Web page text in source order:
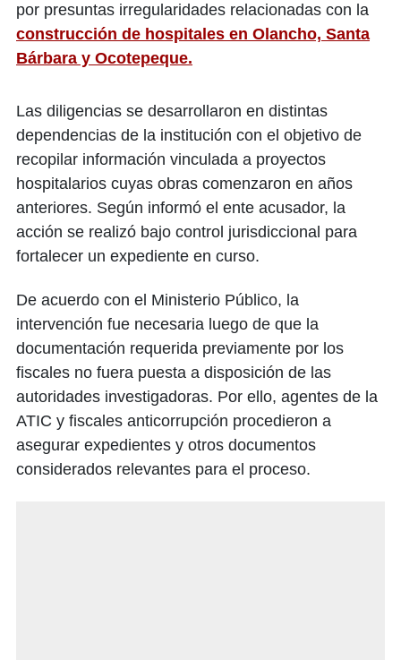
por presuntas irregularidades relacionadas con la
construcción de hospitales en Olancho, Santa
Bárbara y Ocotepeque.
Las diligencias se desarrollaron en distintas
dependencias de la institución con el objetivo de
recopilar información vinculada a proyectos
hospitalarios cuyas obras comenzaron en años
anteriores. Según informó el ente acusador, la
acción se realizó bajo control jurisdiccional para
fortalecer un expediente en curso.
De acuerdo con el Ministerio Público, la
intervención fue necesaria luego de que la
documentación requerida previamente por los
fiscales no fuera puesta a disposición de las
autoridades investigadoras. Por ello, agentes de la
ATIC y fiscales anticorrupción procedieron a
asegurar expedientes y otros documentos
considerados relevantes para el proceso.